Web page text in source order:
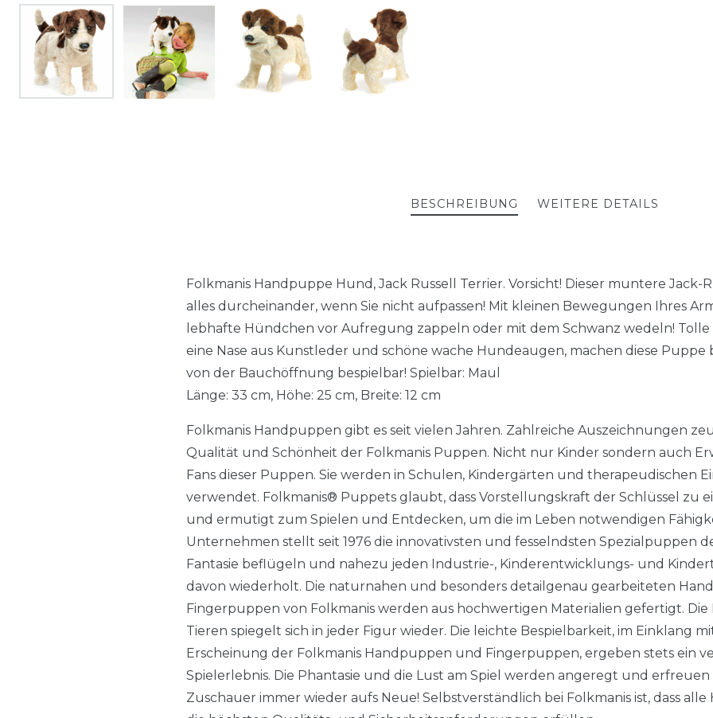
BESCHREIBUNG WEITERE DETAILS
Folkmanis Handpuppe Hund, Jack Russell Terrier. Vorsicht! Dieser muntere Jack-
alles durcheinander, wenn Sie nicht aufpassen! Mit kleinen Bewegungen Ihres
lebhafte Hündchen vor Aufregung zappeln oder mit dem Schwanz wedeln! Tolle
eine Nase aus Kunstleder und schöne wache Hundeaugen, machen diese Puppe
von der Bauchöffnung bespielbar! Spielbar: Maul
Länge: 33 cm, Höhe: 25 cm, Breite: 12 cm
Folkmanis Handpuppen gibt es seit vielen Jahren. Zahlreiche Auszeichnungen
Qualität und Schönheit der Folkmanis Puppen. Nicht nur Kinder sondern auch
Fans dieser Puppen. Sie werden in Schulen, Kindergärten und therapeudischen
verwendet. Folkmanis® Puppets glaubt, dass Vorstellungskraft der Schlüssel zu
und ermutigt zum Spielen und Entdecken, um die im Leben notwendigen
Unternehmen stellt seit 1976 die innovativsten und fesselndsten Spezialpuppen
Fantasie beflügeln und nahezu jeden Industrie-, Kinderentwicklungs- und
davon wiederholt. Die naturnahen und besonders detailgenau gearbeiteten
Fingerpuppen von Folkmanis werden aus hochwertigen Materialien gefertigt.
Tieren spiegelt sich in jeder Figur wieder. Die leichte Bespielbarkeit, im Einklang
Erscheinung der Folkmanis Handpuppen und Fingerpuppen, ergeben stets ein
Spielerlebnis. Die Phantasie und die Lust am Spiel werden angeregt und erfreuen
Zuschauer immer wieder aufs Neue! Selbstverständlich bei Folkmanis ist, dass